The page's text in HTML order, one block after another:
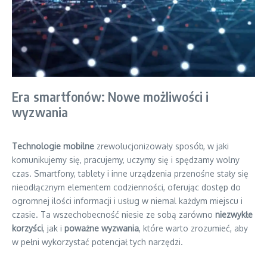
Era smartfonów: Nowe możliwości i
wyzwania
Technologie mobilne zrewolucjonizowały sposób, w jaki
komunikujemy się, pracujemy, uczymy się i spędzamy wolny
czas. Smartfony, tablety i inne urządzenia przenośne stały się
nieodłącznym elementem codzienności, oferując dostęp do
ogromnej ilości informacji i usług w niemal każdym miejscu i
czasie. Ta wszechobecność niesie ze sobą zarówno niezwykłe
korzyści, jak i poważne wyzwania, które warto zrozumieć, aby
w pełni wykorzystać potencjał tych narzędzi.